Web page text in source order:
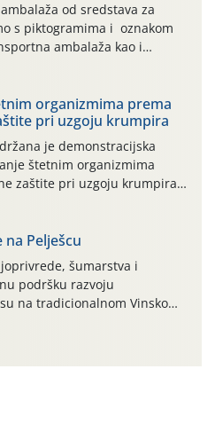
od sredstava za
s piktogramima i oznakom
ambalaža kao i
koji nisu sredstva za zaštitu
gnojiva,) se ne
besplatni povrat
tvrtki: AGROCHEM-MAKS,
(PINUS […]
organizmima prema
pri uzgoju krumpira
je demonstracijska
štetnim organizmima
zaštite pri uzgoju krumpira"
kraj naselja Belica (ARKOD
dio Međimurske županije).
na Pelješcu
šumarstva i
podršku razvoju
na tradicionalnom Vinskom
godine u Domu vinarske
poluotoku Pelješcu, u